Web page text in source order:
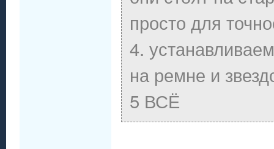
просто для
4.
на ремне и
5 ВСЁ